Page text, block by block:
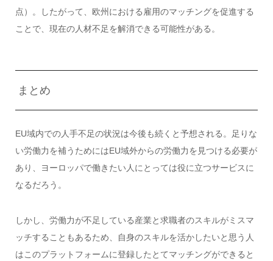
点）。したがって、欧州における雇用のマッチングを促進する
ことで、現在の人材不足を解消できる可能性がある。
まとめ
EU域内での人手不足の状況は今後も続くと予想される。足りな
い労働力を補うためにはEU域外からの労働力を見つける必要が
あり、ヨーロッパで働きたい人にとっては役に立つサービスに
なるだろう。
しかし、労働力が不足している産業と求職者のスキルがミスマ
ッチすることもあるため、自身のスキルを活かしたいと思う人
はこのプラットフォームに登録したとてマッチングができると